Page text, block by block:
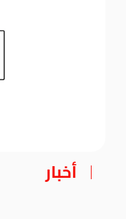
أخبار